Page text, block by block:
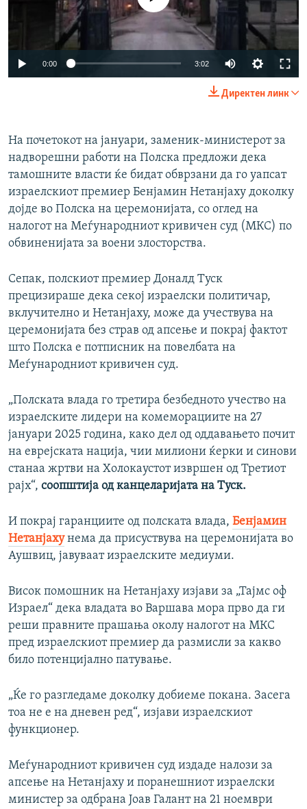
720p 1080p
0:00 3:02
720p
1080p
Директен линк
На почетокот на јануари, заменик-министерот за
надворешни работи на Полска предложи дека
тамошните власти ќе бидат обврзани да го уапсат
израелскиот премиер Бенјамин Нетанјаху доколку
дојде во Полска на церемонијата, со оглед на
налогот на Меѓународниот кривичен суд (МКС) по
обвиненијата за воени злосторства.
Сепак, полскиот премиер Доналд Туск
прецизираше дека секој израелски политичар,
вклучително и Нетанјаху, може да учествува на
церемонијата без страв од апсење и покрај фактот
што Полска е потписник на повелбата на
Меѓународниот кривичен суд.
„Полската влада го третира безбедното учество на
израелските лидери на комеморациите на 27
јануари 2025 година, како дел од оддавањето почит
на еврејската нација, чии милиони ќерки и синови
станаа жртви на Холокаустот извршен од Третиот
рајх“, соопштија од канцеларијата на Туск.
И покрај гаранциите од полската влада, Бенјамин
Нетанјахунема да присуствува на церемонијата во
Аушвиц, јавуваат израелските медиуми.
Висок помошник на Нетанјаху изјави за „Тајмс оф
Израел“ дека владата во Варшава мора прво да ги
реши правните прашања околу налогот на МКС
пред израелскиот премиер да размисли за какво
било потенцијално патување.
„Ќе го разгледаме доколку добиеме покана. Засега
тоа не е на дневен ред“, изјави израелскиот
функционер.
Меѓународниот кривичен суд издаде налози за
апсење на Нетанјаху и поранешниот израелски
министер за одбрана Јоав Галант на 21 ноември